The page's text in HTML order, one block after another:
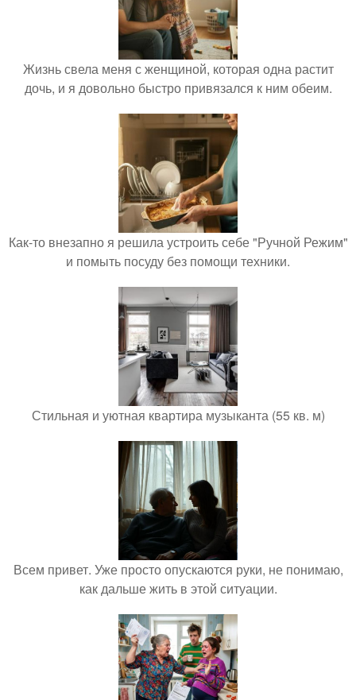
Жизнь свела меня с женщиной, которая одна растит
дочь, и я довольно быстро привязался к ним обеим.
Как-то внезапно я решила устроить себе "Ручной Режим"
и помыть посуду без помощи техники.
Стильная и уютная квартира музыканта (55 кв. м)
Всем привет. Уже просто опускаются руки, не понимаю,
как дальше жить в этой ситуации.